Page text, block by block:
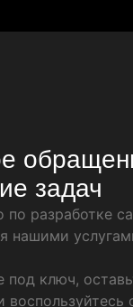
задач
по разработке
нашими
под ключ,